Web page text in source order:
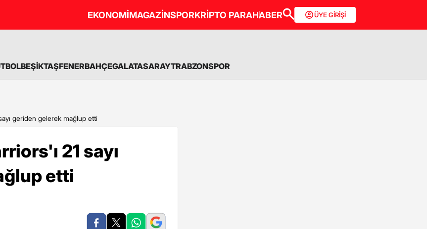
EKONOMİMAGAZİNSPORKRİPTO PARAHABER ÜYE GİRİŞİ
BEŞİKTAŞFENERBAHÇEGALATASARAYTRABZONSPOR
geriden gelerek mağlup etti
21 sayı
etti